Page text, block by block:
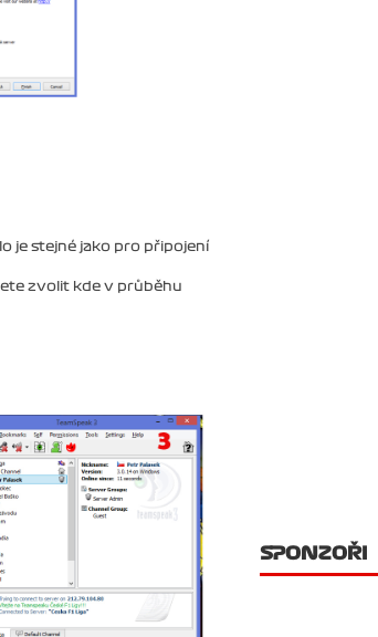
je stejné jako pro připojení
zvolit kde v průběhu
SPONZOŘI